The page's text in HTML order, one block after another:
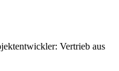
Vertrieb aus